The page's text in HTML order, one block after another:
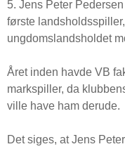
5. Jens Peter
første
ungdomslandsholdet
Året inden havde VB
markspiller, da
ville have ham derude.
Det siges, at Jens